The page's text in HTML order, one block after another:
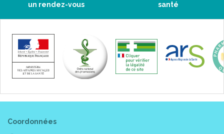
un rendez-vous
santé
Coordonnées